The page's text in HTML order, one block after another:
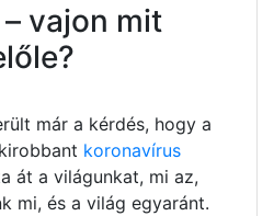
vajon mit
már a kérdés, hogy a
koronavírus
át a világunkat, mi az,
mi, és a világ egyaránt.